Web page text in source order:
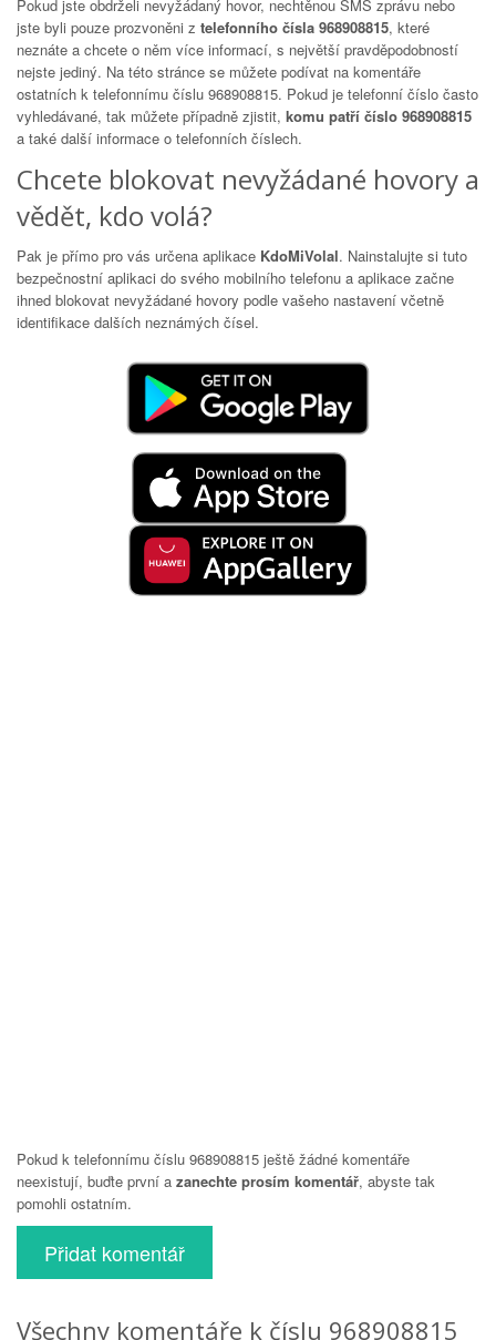
Pokud jste obdrželi nevyžádaný hovor, nechtěnou SMS zprávu nebo
jste byli pouze prozvoněni z telefonního čísla 968908815, které
neznáte a chcete o něm více informací, s největší pravděpodobností
nejste jediný. Na této stránce se můžete podívat na komentáře
ostatních k telefonnímu číslu 968908815. Pokud je telefonní číslo často
vyhledávané, tak můžete případně zjistit, komu patří číslo 968908815
a také další informace o telefonních číslech.
Chcete blokovat nevyžádané hovory a
vědět, kdo volá?
Pak je přímo pro vás určena aplikace KdoMiVolal. Nainstalujte si tuto
bezpečnostní aplikaci do svého mobilního telefonu a aplikace začne
ihned blokovat nevyžádané hovory podle vašeho nastavení včetně
identifikace dalších neznámých čísel.
Pokud k telefonnímu číslu 968908815 ještě žádné komentáře
neexistují, buďte první a zanechte prosím komentář, abyste tak
pomohli ostatním.
Přidat komentář
Všechny komentáře k číslu 968908815